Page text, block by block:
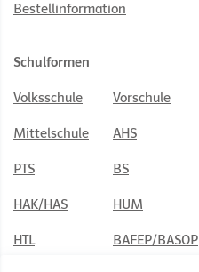
Bestellinformation
Schulformen
Volksschule Vorschule
Mittelschule AHS
PTS BS
HAK/HAS HUM
HTL BAFEP/BASOP